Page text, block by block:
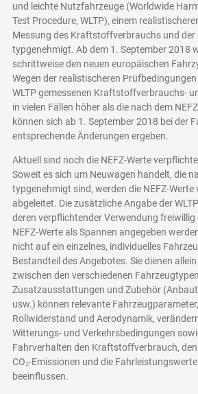
und leichte Nutzfahrzeuge (Worldwide
Test Procedure, WLTP), einem
Messung des Kraftstoffverbrauchs und der
typgenehmigt. Ab dem 1. September 2018
schrittweise den neuen europäischen
Wegen der realistischeren
WLTP gemessenen Kraftstoffverbrauchs-
in vielen Fällen höher als die nach dem
können sich ab 1. September 2018 bei der
entsprechende Änderungen ergeben.
Aktuell sind noch die NEFZ-Werte
Soweit es sich um Neuwagen handelt, die
typgenehmigt sind, werden die NEFZ-Werte
abgeleitet. Die zusätzliche Angabe der
deren verpflichtender Verwendung freiwillig
NEFZ-Werte als Spannen angegeben
nicht auf ein einzelnes, individuelles
Bestandteil des Angebotes. Sie dienen
zwischen den verschiedenen
Zusatzausstattungen und Zubehör
usw.) können relevante
Rollwiderstand und Aerodynamik,
Witterungs- und Verkehrsbedingungen
Fahrverhalten den Kraftstoffverbrauch,
CO₂-Emissionen und die
beeinflussen.